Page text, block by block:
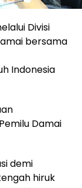
Divisi
bersama
Indonesia
Damai
demi
hiruk